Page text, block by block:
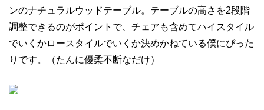
ンのナチュラルウッドテーブル。テーブルの高さを2段階
調整できるのがポイントで、チェアも含めてハイスタイル
でいくかロースタイルでいくか決めかねている僕にぴった
りです。（たんに優柔不断なだけ）